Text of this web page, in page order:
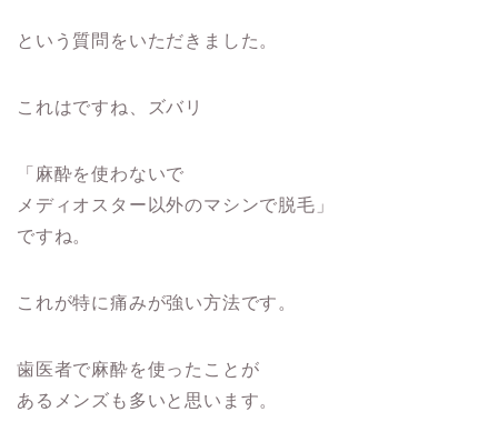
という質問をいただきました。
これはですね、ズバリ
「麻酔を使わないで
メディオスター以外のマシンで脱毛」
ですね。
これが特に痛みが強い方法です。
歯医者で麻酔を使ったことが
あるメンズも多いと思います。